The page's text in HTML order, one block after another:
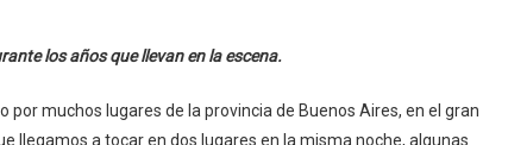
los años que llevan en la escena.
por muchos lugares de la provincia de Buenos Aires, en el gran
llegamos a tocar en dos lugares en la misma noche, algunas